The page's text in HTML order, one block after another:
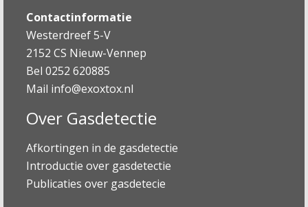
Contactinformatie
Westerdreef 5-V
2152 CS Nieuw-Vennep
Bel 0252 620885
Mail info@exoxtox.nl
Over Gasdetectie
Afkortingen in de gasdetectie
Introductie over gasdetectie
Publicaties over gasdetecie